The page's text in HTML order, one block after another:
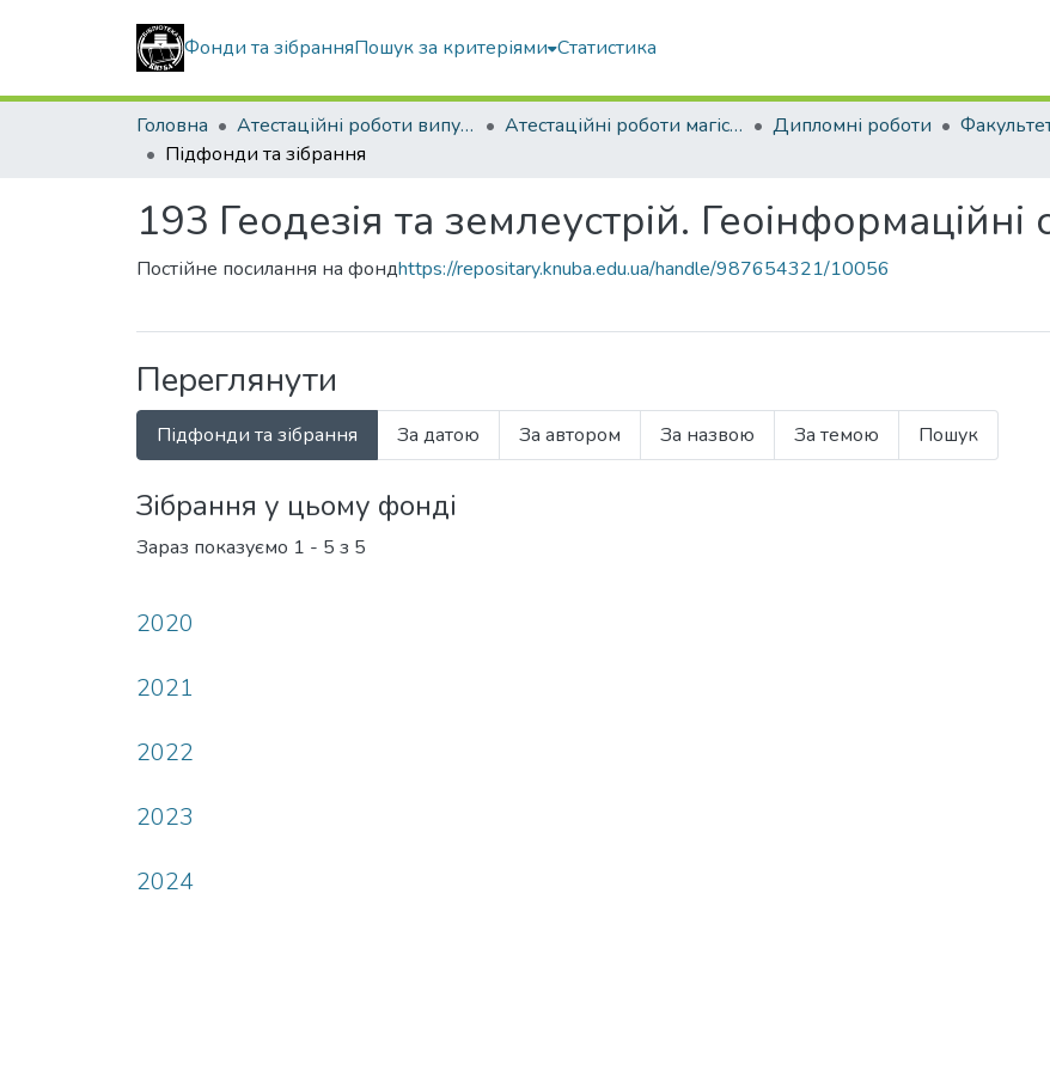
Фонди та зібранняПошук за критеріями Статистика
Головна Атестаційні роботи випускників Атестаційні роботи магістрів Дипломні роботи
Підфонди та зібрання
193 Геодезія та землеустрій. Геоінформаційні
Постійне посилання на фондhttps://repositary.knuba.edu.ua/handle/987654321/10056
Переглянути
Підфонди та зібрання За датою За автором За назвою За темою Пошук
Зібрання у цьому фонді
Зараз показуємо 1 - 5 з 5
2020
2021
2022
2023
2024